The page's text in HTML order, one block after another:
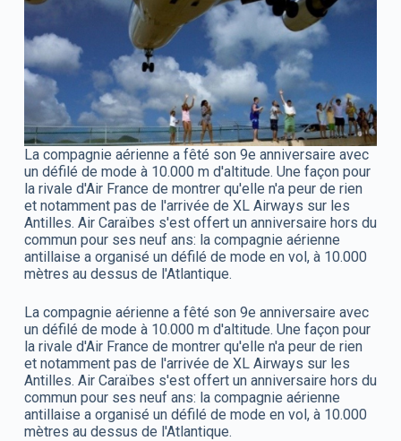
La compagnie aérienne a fêté son 9e anniversaire avec
un défilé de mode à 10.000 m d'altitude. Une façon pour
la rivale d'Air France de montrer qu'elle n'a peur de rien
et notamment pas de l'arrivée de XL Airways sur les
Antilles. Air Caraïbes s'est offert un anniversaire hors du
commun pour ses neuf ans: la compagnie aérienne
antillaise a organisé un défilé de mode en vol, à 10.000
mètres au dessus de l'Atlantique.
La compagnie aérienne a fêté son 9e anniversaire avec
un défilé de mode à 10.000 m d'altitude. Une façon pour
la rivale d'Air France de montrer qu'elle n'a peur de rien
et notamment pas de l'arrivée de XL Airways sur les
Antilles. Air Caraïbes s'est offert un anniversaire hors du
commun pour ses neuf ans: la compagnie aérienne
antillaise a organisé un défilé de mode en vol, à 10.000
mètres au dessus de l'Atlantique.